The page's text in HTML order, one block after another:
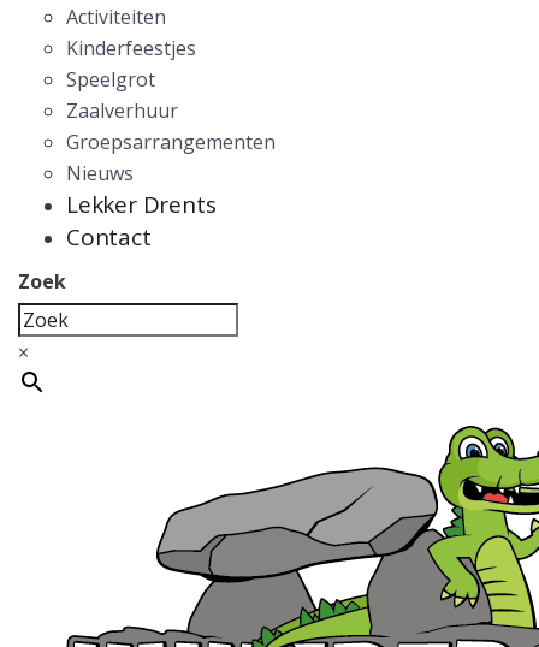
Activiteiten
Kinderfeestjes
Speelgrot
Zaalverhuur
Groepsarrangementen
Nieuws
Lekker Drents
Contact
Zoek
×